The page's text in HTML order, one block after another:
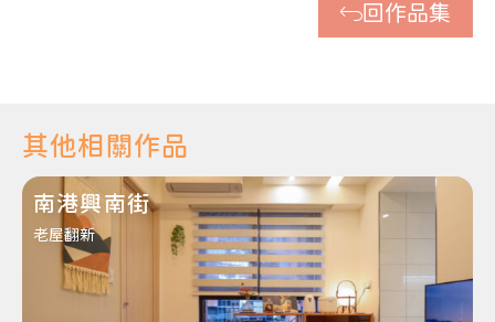
回作品集
其他相關作品
南港興南街
老屋翻新